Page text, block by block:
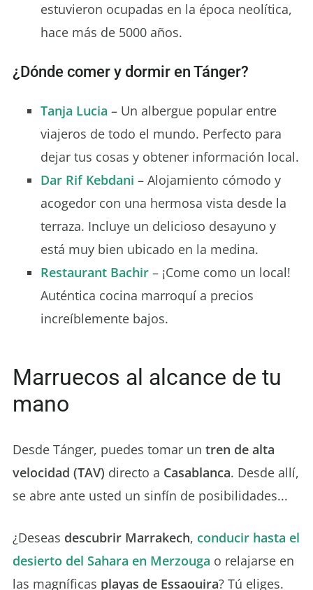
estuvieron ocupadas en la época neolítica,
hace más de 5000 años.
¿Dónde comer y dormir en Tánger?
Tanja Lucia – Un albergue popular entre
viajeros de todo el mundo. Perfecto para
dejar tus cosas y obtener información local.
Dar Rif Kebdani – Alojamiento cómodo y
acogedor con una hermosa vista desde la
terraza. Incluye un delicioso desayuno y
está muy bien ubicado en la medina.
Restaurant Bachir – ¡Come como un local!
Auténtica cocina marroquí a precios
increíblemente bajos.
Marruecos al alcance de tu
mano
Desde Tánger, puedes tomar un tren de alta
velocidad (TAV) directo a Casablanca. Desde allí,
se abre ante usted un sinfín de posibilidades...
¿Deseas descubrir Marrakech, conducir hasta el
desierto del Sahara en Merzouga o relajarse en
las magníficas playas de Essaouira? Tú eliges.